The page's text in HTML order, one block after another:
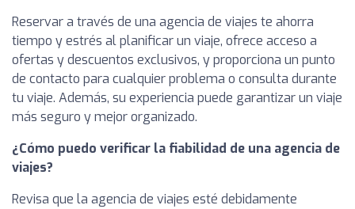
Reservar a través de una agencia de viajes te ahorra
tiempo y estrés al planificar un viaje, ofrece acceso a
ofertas y descuentos exclusivos, y proporciona un punto
de contacto para cualquier problema o consulta durante
tu viaje. Además, su experiencia puede garantizar un viaje
más seguro y mejor organizado.
¿Cómo puedo verificar la fiabilidad de una agencia de
viajes?
Revisa que la agencia de viajes esté debidamente